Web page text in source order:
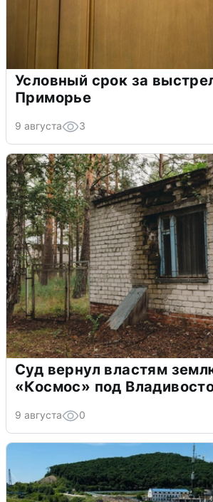
Условный срок за
Приморье
9 августа 3
Суд вернул властям
«Космос» под
9 августа 0